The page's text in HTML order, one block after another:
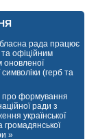
рада працює
офіційним
оновленої
(герб та
формування
ради з
української
громадянської
»